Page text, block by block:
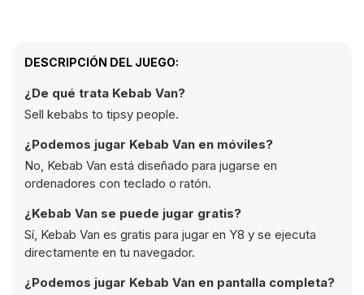
DESCRIPCIÓN DEL JUEGO:
¿De qué trata Kebab Van?
Sell kebabs to tipsy people.
¿Podemos jugar Kebab Van en móviles?
No, Kebab Van está diseñado para jugarse en
ordenadores con teclado o ratón.
¿Kebab Van se puede jugar gratis?
Sí, Kebab Van es gratis para jugar en Y8 y se ejecuta
directamente en tu navegador.
¿Podemos jugar Kebab Van en pantalla completa?